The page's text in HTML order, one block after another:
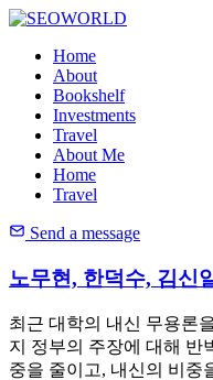
Home
About
Bookshelf
Investments
Travel
About Me
Home
Travel
Send a message
노무현, 한덕수, 김신
최근 대학의 내신 무용론
지 정부의 주장에 대해 반
중을 줄이고, 내신의 비중